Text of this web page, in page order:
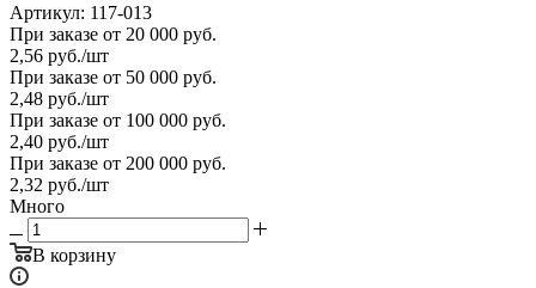
Артикул: 117-013
При заказе от 20 000 руб.
2,56 руб./шт
При заказе от 50 000 руб.
2,48 руб./шт
При заказе от 100 000 руб.
2,40 руб./шт
При заказе от 200 000 руб.
2,32 руб./шт
Много
В корзину